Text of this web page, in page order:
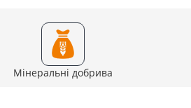
Мінеральні добрива